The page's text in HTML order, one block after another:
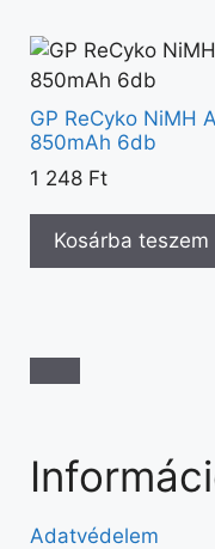
GP ReCyko NiMH
850mAh 6db
1 248 Ft
Kosárba teszem
Adatvédelem